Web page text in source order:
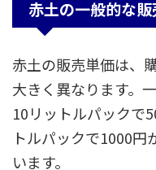
赤土の一般的な
赤土の販売単価は、
大きく異なります。
10リットルパックで
トルパックで1000円
います。